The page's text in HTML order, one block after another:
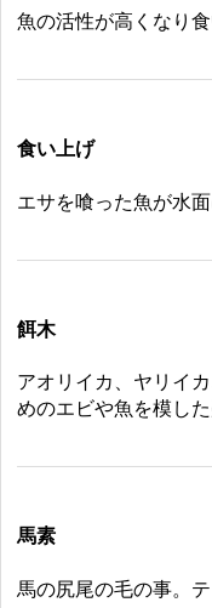
魚の活性が高くなり
食い上げ
エサを喰った魚が水
餌木
アオリイカ、ヤリイ
めのエビや魚を模した
馬素
馬の尻尾の毛の事。